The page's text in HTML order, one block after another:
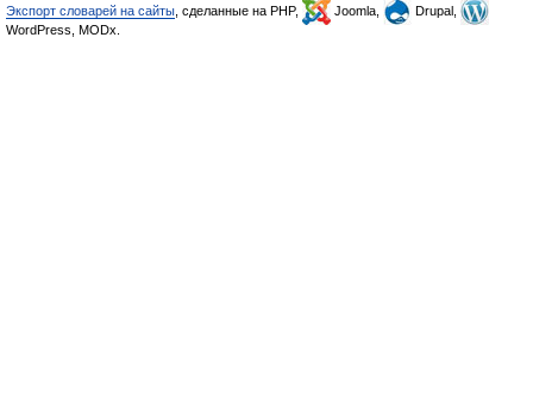
Экспорт словарей на сайты , сделанные на PHP, Joomla,
Drupal,
WordPress, MODx.